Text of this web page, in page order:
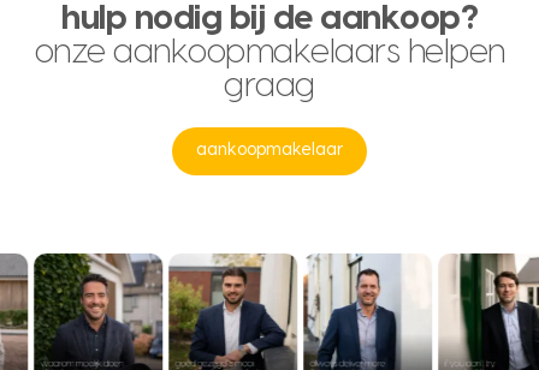
hulp nodig bij de aankoop?
onze aankoopmakelaars helpen
graag
aankoopmakelaar